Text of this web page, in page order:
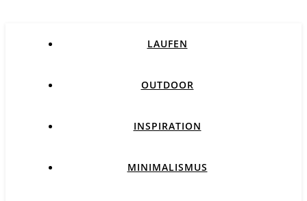
LAUFEN
OUTDOOR
INSPIRATION
MINIMALISMUS